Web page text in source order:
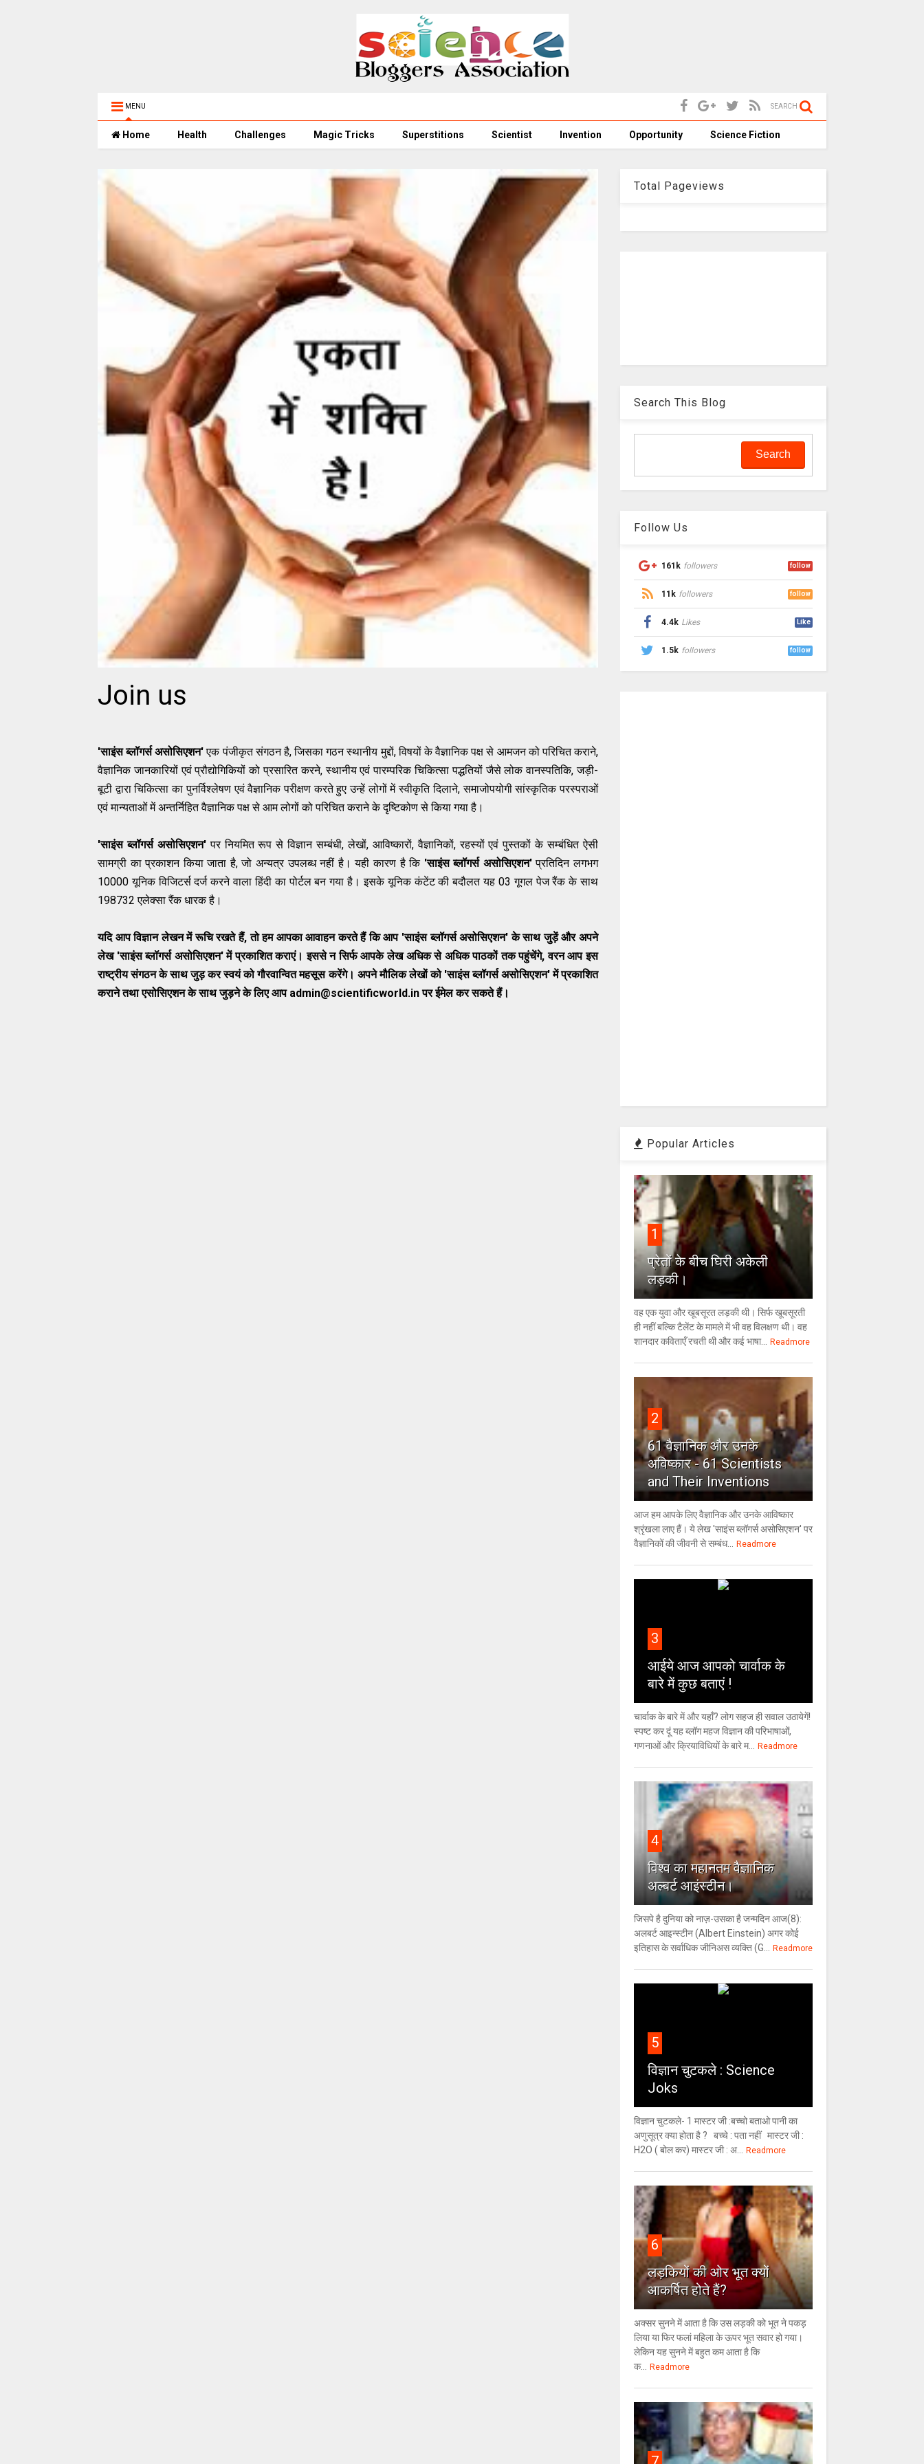
MENU SEARCH
Home Health Challenges Magic Tricks Superstitions Scientist Invention Opportunity Science Fiction
Join us
'साइंस ब्लॉगर्स असोसिएशन'एक पंजीकृत संगठन है, जिसका गठन स्थानीय मुद्दों, विषयों के वैज्ञानिक पक्ष से आमजन को परिचित कराने,
वैज्ञानिक जानकारियों एवं प्रौद्योगिकियों को प्रसारित करने, स्थानीय एवं पारम्परिक चिकित्‍सा पद्धतियों जैसे लोक वानस्पतिकि, जड़ी-
बूटी द्वारा चिकित्सा का पुनर्विश्‍लेषण एवं वैज्ञानिक परीक्षण करते हुए उन्हें लोगों में स्वीकृति दिलाने, समाजोपयोगी सांस्कृतिक परस्पराओं
एवं मान्यताओं में अन्तर्निहित वैज्ञानिक पक्ष से आम लोगों को परिचित कराने के दृष्टिकोण से किया गया है।
'साइंस ब्लॉगर्स असोसिएशन'पर नियमित रूप से विज्ञान सम्‍बंधी, लेखों, आविष्‍कारों, वैज्ञानिकों, रहस्‍यों एवं पुस्‍तकों के सम्‍बंधित ऐसी
सामग्री का प्रकाशन किया जाता है, जो अन्‍यत्र उपलब्‍ध नहीं है। यही कारण है कि 'साइंस ब्लॉगर्स असोसिएशन'प्रतिदिन लगभग
10000 यूनिक विजिटर्स दर्ज करने वाला हिंदी का पोर्टल बन गया है। इसके यूनिक कंटेंट की बदौलत यह 03 गूगल पेज रैंक के साथ
198732 एलेक्‍सा रैंक धारक है।
यदि आप विज्ञान लेखन में रूचि रखते हैं, तो हम आपका आवाहन करते हैं कि आप 'साइंस ब्लॉगर्स असोसिएशन' के साथ जुड़ें और अपने
लेख 'साइंस ब्लॉगर्स असोसिएशन' में प्रकाशित कराएं। इससे न सिर्फ आपके लेख अधिक से अधिक पाठकों तक पहुंचेंगे, वरन आप इस
राष्ट्रीय संगठन के साथ जुड़ कर स्वयं को गौरवान्वित महसूस करेंगे। अपने मौलिक लेखों को 'साइंस ब्लॉगर्स असोसिएशन' में प्रकाशित
कराने तथा एसोसिएशन के साथ जुड़ने के लिए आप admin@scientificworld.in पर ईमेल कर सकते हैं।
Total Pageviews
Search This Blog
Follow Us
161k followers follow
11k followers follow
4.4k Likes Like
1.5k followers follow
Popular Articles
1
प्रेतों के बीच घिरी अकेली
लड़की।
वह एक युवा और खूबसूरत लड़की थी। सिर्फ खूबसूरती
ही नहीं बल्कि टैलेंट के मामले में भी वह विलक्षण थी। वह
शानदार कविताएँ रचती थी और कई भाषा...
Readmore
2
61 वैज्ञानिक और उनके
अविष्कार - 61 Scientists
and Their Inventions
आज हम आपके लिए वैज्ञानिक और उनके आविष्कार
श्रृंखला लाए हैं। ये लेख 'साइंस ब्लॉगर्स असोसिएशन' पर
वैज्ञा‍निकों की जीवनी से सम्बंध...
Readmore
3
आईये आज आपको चार्वाक के
बारे में कुछ बताएं !
चार्वाक के बारे में और यहाँ? लोग सहज ही सवाल उठायेगें!
स्पष्ट कर दूं यह ब्लॉग महज विज्ञान की परिभाषाओं,
गणनाओं और क्रियाविधियों के बारे म...
Readmore
4
विश्‍व का महानतम वैज्ञानिक
अल्बर्ट आइंस्टीन।
जिसपे है दुनिया को नाज़-उसका है जन्मदिन आज(8):
अलबर्ट आइन्स्टीन (Albert Einstein) अगर कोई
इतिहास के सर्वाधिक जीनिअस व्यक्ति (G...
Readmore
5
विज्ञान चुटकले : Science
Joks
विज्ञान चुटकले- 1 मास्टर जी :बच्चो बताओ पानी का
अणुसूत्र क्या होता है ? बच्चे : पता नहीं मास्टर जी :
H2O ( बोल कर) मास्टर जी : अ...
Readmore
6
लड़कियों की ओर भूत क्‍यों
आकर्षित होते हैं?
अक्सर सुनने में आता है कि उस लड़की को भूत ने पकड़
लिया या फिर फलां महिला के ऊपर भूत सवार हो गया।
लेकिन यह सुनने में बहुत कम आता है कि
क...
Readmore